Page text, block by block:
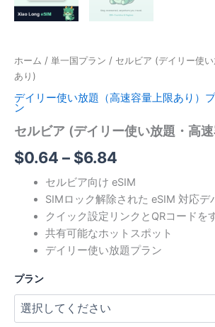
ホーム / 単一国プラン / セルビア (デイリー使
あり)
デイリー使い放題（高速容量上限あり）
ン
セルビア (デイリー使い放題・高
$0.64 – $6.84
格
帯:
$0.64
–
セルビア向け eSIM
SIMロック解除された eSIM 対応デ
クイック設定リンクとQRコードを
共有可能なホットスポット
デイリー使い放題プラン
プラン